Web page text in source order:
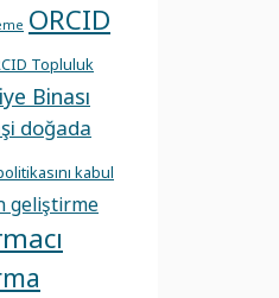
ORCID
Topluluk
Binası
doğada
kabul
geliştirme